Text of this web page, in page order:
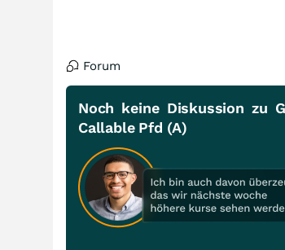
Forum
Noch keine Diskussion zu
Callable Pfd (A)